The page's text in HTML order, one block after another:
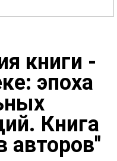
книги -
эпоха
Книга
авторов"